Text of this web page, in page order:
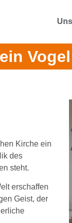
Kirche ein
des
steht.
erschaffen
Geist, der